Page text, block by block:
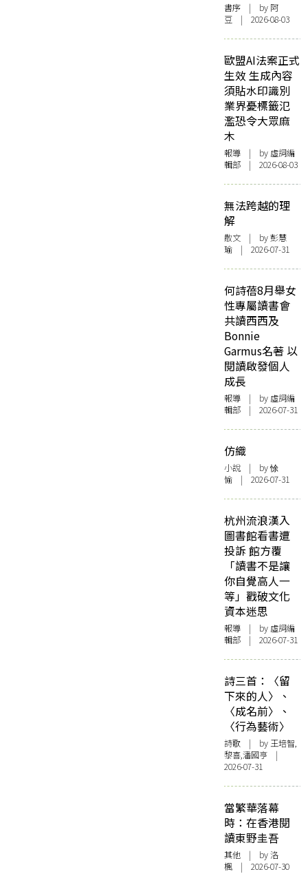
書序 | by 阿
豆 | 2026-08-03
歐盟AI法案正式
生效 生成內容
須貼水印識別
業界憂標籤氾
濫恐令大眾麻
木
報導 | by 虛詞編
輯部 | 2026-08-03
無法跨越的理
解
散文 | by 彭慧
瑜 | 2026-07-31
何詩蓓8月舉女
性專屬讀書會
共讀西西及
Bonnie
Garmus名著 以
閱讀啟發個人
成長
報導 | by 虛詞編
輯部 | 2026-07-31
仿織
小說 | by 悇
愉 | 2026-07-31
杭州流浪漢入
圖書館看書遭
投訴 館方覆
「讀書不是讓
你自覺高人一
等」戳破文化
資本迷思
報導 | by 虛詞編
輯部 | 2026-07-31
詩三首：〈留
下來的人〉、
〈成名前〉、
〈行為藝術〉
詩歌 | by 王培智,
黎喜,潘國亨 |
2026-07-31
當繁華落幕
時：在香港閱
讀東野圭吾
其他 | by洛
楓 | 2026-07-30